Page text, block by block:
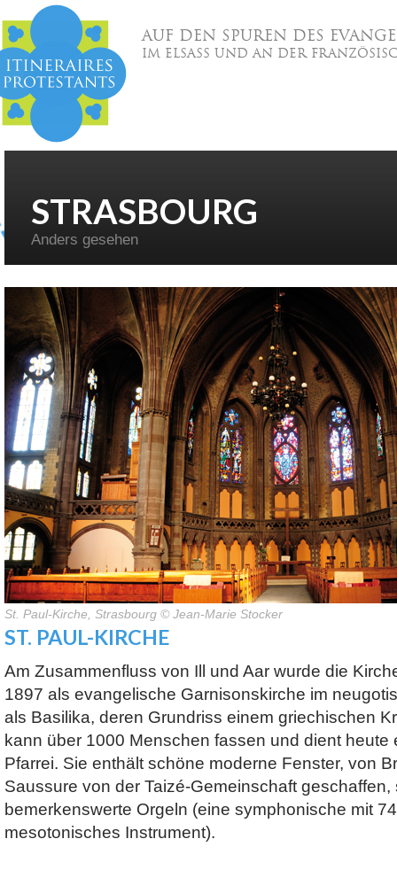
AUF DEN SPUREN DES
IM ELSASS UND AN DER
STRASBOURG
Anders gesehen
St. Paul-Kirche, Strasbourg © Jean-Marie Stocker
ST. PAUL-KIRCHE
Am Zusammenfluss von Ill und Aar wurde die
1897 als evangelische Garnisonskirche im
als Basilika, deren Grundriss einem griechischen
kann über 1000 Menschen fassen und dient heute
Pfarrei. Sie enthält schöne moderne Fenster, von
Saussure von der Taizé-Gemeinschaft geschaffen,
bemerkenswerte Orgeln (eine symphonische mit
mesotonisches Instrument).